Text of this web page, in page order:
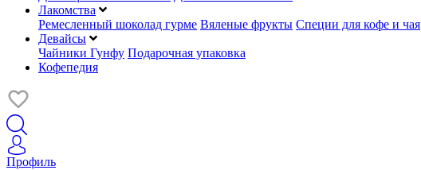
Лакомства
Ремесленный шоколад гурме Вяленые фрукты Специи для кофе и чая
Девайсы
Чайники Гунфу Подарочная упаковка
Кофепедия
Профиль